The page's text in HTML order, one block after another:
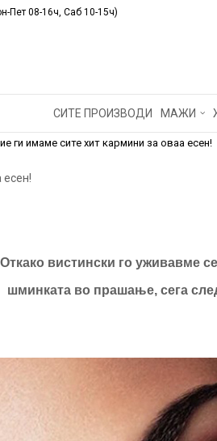
Пет 08-16ч, Саб 10-15ч)
СИТЕ ПРОИЗВОДИ МАЖИ
ги имаме сите хит кармини за оваа есен!
НИЕ ГИ
Откако вистински го уживавме
шминката во прашање, сега